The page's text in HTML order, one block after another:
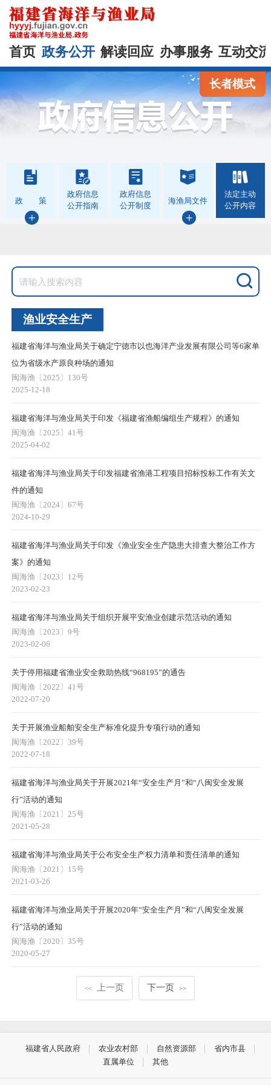
首页 政务公开 解读回应 办事服务 互动交
长者模式
政 策
政府信息
公开指南
政府信息
公开制度
海渔局文件
法定主动
公开内容
渔业安全生产
福建省海洋与渔业局关于确定宁德市以也海洋产业发展有限公司等6家单
位为省级水产原良种场的通知
闽海渔〔2025〕130号
2025-12-18
福建省海洋与渔业局关于印发《福建省渔船编组生产规程》的通知
闽海渔〔2025〕41号
2025-04-02
福建省海洋与渔业局关于印发福建省渔港工程项目招标投标工作有关文
件的通知
闽海渔〔2024〕67号
2024-10-29
福建省海洋与渔业局关于印发《渔业安全生产隐患大排查大整治工作方
案》的通知
闽海渔〔2023〕12号
2023-02-23
福建省海洋与渔业局关于组织开展平安渔业创建示范活动的通知
闽海渔〔2023〕9号
2023-02-06
关于停用福建省渔业安全救助热线“968195”的通告
闽海渔〔2022〕41号
2022-07-20
关于开展渔业船舶安全生产标准化提升专项行动的通知
闽海渔〔2022〕39号
2022-07-18
福建省海洋与渔业局关于开展2021年“安全生产月”和“八闽安全发展
行”活动的通知
闽海渔〔2021〕25号
2021-05-28
福建省海洋与渔业局关于公布安全生产权力清单和责任清单的通知
闽海渔〔2021〕15号
2021-03-26
福建省海洋与渔业局关于开展2020年“安全生产月”和“八闽安全发展
行”活动的通知
闽海渔〔2020〕35号
2020-05-27
<< 上一页 下一页 >>
福建省人民政府 农业农村部 自然资源部
省内市县
直属单位
其他